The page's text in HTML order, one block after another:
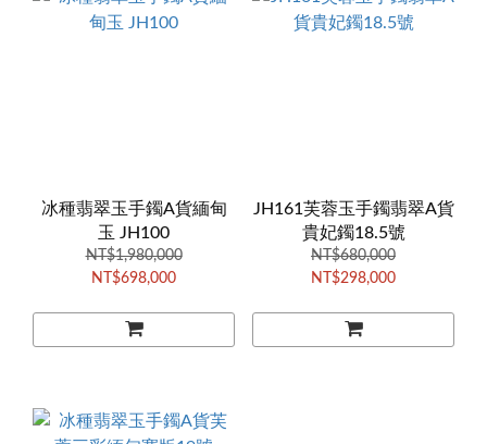
冰種翡翠玉手鐲A貨緬甸
玉 JH100
NT$1,980,000
NT$698,000
JH161芙蓉玉手鐲翡翠A貨
貴妃鐲18.5號
NT$680,000
NT$298,000